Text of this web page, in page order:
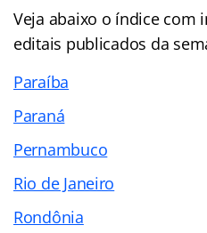
Veja abaixo o índicecom
editais publicados da
Paraíba
Paraná
Pernambuco
Rio de Janeiro
Rondônia